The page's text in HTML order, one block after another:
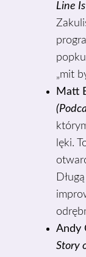
Line
„mit
Matt
lęki.
Andy
Story